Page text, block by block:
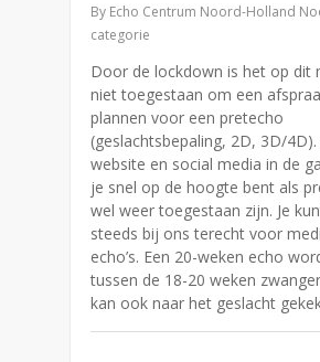
By Echo Centrum Noord-Holland
categorie
Door de lockdown is het op dit
niet toegestaan om een
plannen voor een pretecho
(geslachtsbepaling, 2D, 3D/
website en social media in de
je snel op de hoogte bent als
wel weer toegestaan zijn. Je
steeds bij ons terecht voor
echo’s. Een 20-weken echo
tussen de 18-20 weken
kan ook naar het geslacht